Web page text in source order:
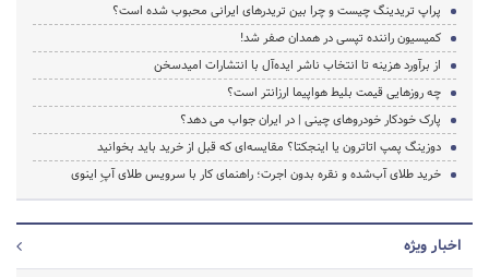
پراپ تریدینگ چیست و چرا بین تریدرهای ایرانی محبوب شده است؟
کمیسیون راننده تپسی در همدان صفر شد!
از برآورد هزینه تا انتخاب ناشر ایده‌آل با انتشارات امیدسخن
چه روزهایی قیمت بلیط هواپیما ارزانتر است؟
پارک خودکار خودروهای چینی | در ایران جواب می دهد؟
دوزینگ پمپ اتاترون یا اینجکتا؟ مقایسه‌ای که قبل از خرید باید بخوانید
خرید طلای آب‌شده و نقره بدون اجرت؛ راهنمای کار با سرویس طلای آپِ اینوی
اخبار ویژه